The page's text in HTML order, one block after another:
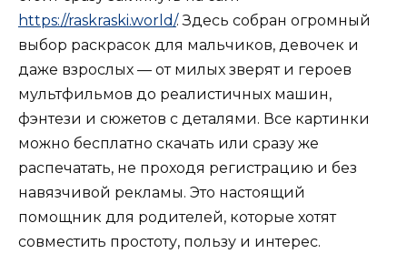
https://raskraski.world/. Здесь собран огромный
выбор раскрасок для мальчиков, девочек и
даже взрослых — от милых зверят и героев
мультфильмов до реалистичных машин,
фэнтези и сюжетов с деталями. Все картинки
можно бесплатно скачать или сразу же
распечатать, не проходя регистрацию и без
навязчивой рекламы. Это настоящий
помощник для родителей, которые хотят
совместить простоту, пользу и интерес.